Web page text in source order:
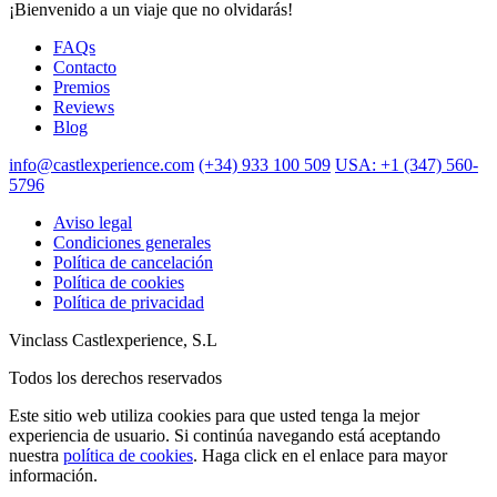
¡Bienvenido a un viaje que no olvidarás!
FAQs
Contacto
Premios
Reviews
Blog
info@castlexperience.com (+34) 933 100 509 USA: +1 (347) 560-
5796
Aviso legal
Condiciones generales
Política de cancelación
Política de cookies
Política de privacidad
Vinclass Castlexperience, S.L
Todos los derechos reservados
Este sitio web utiliza cookies para que usted tenga la mejor
experiencia de usuario. Si continúa navegando está aceptando
nuestra política de cookies. Haga click en el enlace para mayor
información.